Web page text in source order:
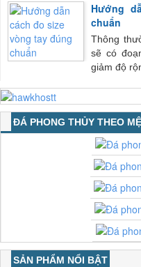
Hướng
chuẩn
Thông
sẽ có
giảm độ
ĐÁ PHONG THỦY THEO
SẢN PHẨM NỔI BẬT